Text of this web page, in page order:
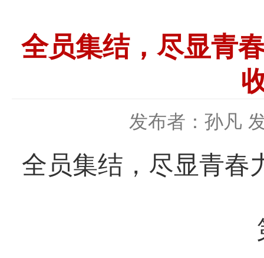
全员集结，尽显青
发布者：孙凡
全员集结，尽显青春